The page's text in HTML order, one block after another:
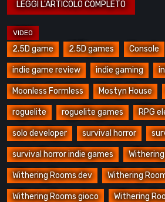
2.5D game 2.5D games Console
indie game review indie gaming
Moonless Formless Mostyn House
roguelite roguelite games RPG
solo developer survival horror
survival horror indie games
Withering Rooms dev Withering
Withering Rooms gioco Withering